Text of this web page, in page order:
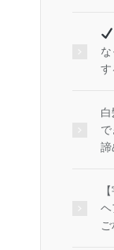
な
す
諦
ヘ